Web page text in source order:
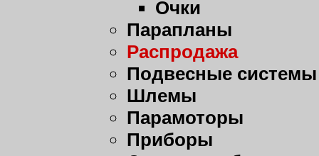
Очки
Парапланы
Распродажа
Подвесные системы
Шлемы
Парамоторы
Приборы